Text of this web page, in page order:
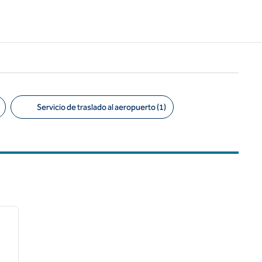
Servicio de traslado al aeropuerto (1)
siguiente imagen